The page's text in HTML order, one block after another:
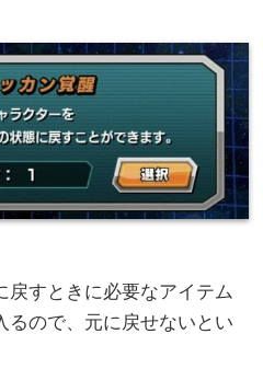
戻すときに必要なアイテム
るので、元に戻せないとい